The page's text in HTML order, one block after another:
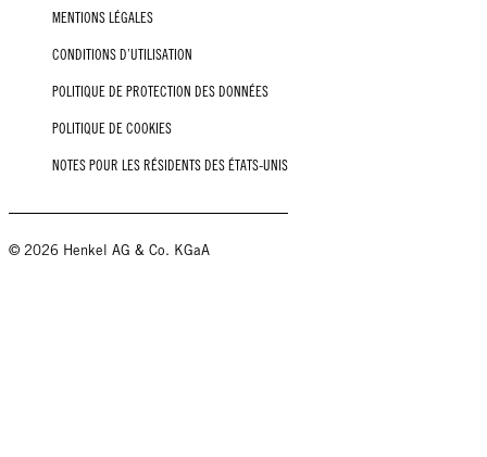
MENTIONS LÉGALES
CONDITIONS D’UTILISATION
POLITIQUE DE PROTECTION DES DONNÉES
POLITIQUE DE COOKIES
NOTES POUR LES RÉSIDENTS DES ÉTATS-UNIS
© 2026 Henkel AG & Co. KGaA